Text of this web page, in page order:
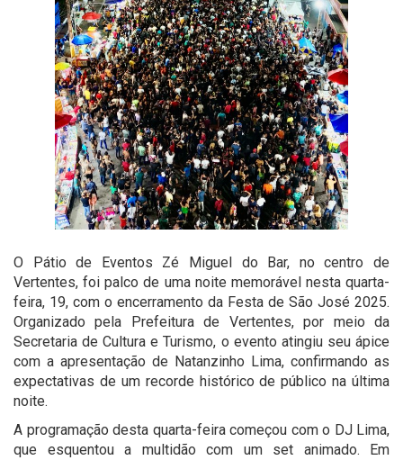
O Pátio de Eventos Zé Miguel do Bar, no centro de
Vertentes, foi palco de uma noite memorável nesta quarta-
feira, 19, com o encerramento da Festa de São José 2025.
Organizado pela Prefeitura de Vertentes, por meio da
Secretaria de Cultura e Turismo, o evento atingiu seu ápice
com a apresentação de Natanzinho Lima, confirmando as
expectativas de um recorde histórico de público na última
noite.
A programação desta quarta-feira começou com o DJ Lima,
que esquentou a multidão com um set animado. Em